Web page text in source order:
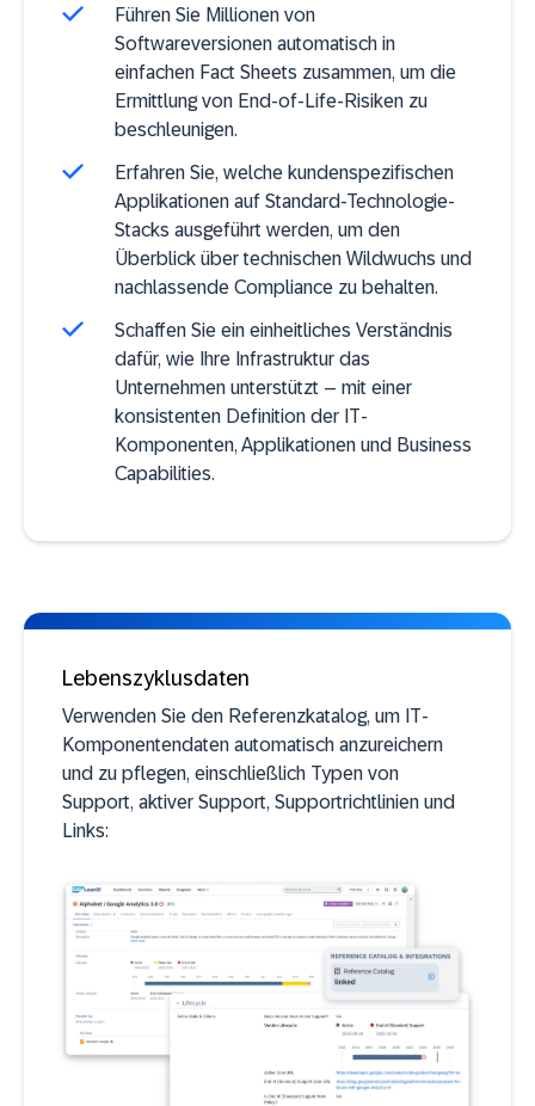
Führen Sie Millionen von
Softwareversionen automatisch in
einfachen Fact Sheets zusammen, um die
Ermittlung von End-of-Life-Risiken zu
beschleunigen.
Erfahren Sie, welche kundenspezifischen
Applikationen auf Standard-Technologie-
Stacks ausgeführt werden, um den
Überblick über technischen Wildwuchs und
nachlassende Compliance zu behalten.
Schaffen Sie ein einheitliches Verständnis
dafür, wie Ihre Infrastruktur das
Unternehmen unterstützt – mit einer
konsistenten Definition der IT-
Komponenten, Applikationen und Business
Capabilities.
Lebenszyklusdaten
Verwenden Sie den Referenzkatalog, um IT-
Komponentendaten automatisch anzureichern
und zu pflegen, einschließlich Typen von
Support, aktiver Support, Supportrichtlinien und
Links: